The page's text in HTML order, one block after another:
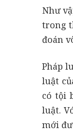
Như
trong
đoán
Pháp
luật
có tội
luật.
mới